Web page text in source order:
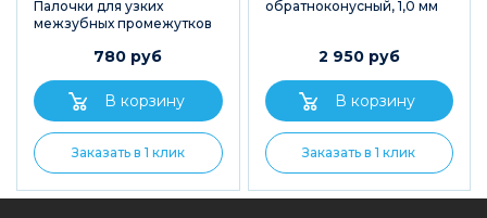
Палочки для узких
межзубных промежутков
780 руб
Заказать в 1 клик
обратноконусный, 1,0 мм
2 950 руб
Заказать в 1 клик